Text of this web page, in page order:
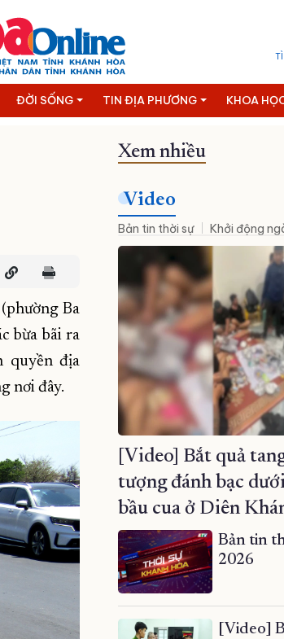
ĐỜI SỐNG TIN ĐỊA PHƯƠNG KHOA
Ba
bừa bãi ra
quyền địa
nơi đây.
Xem nhiều
Video
Bản tin thời sự Khởi động
[Video] Bắt quả
tượng đánh bạc
bầu cua ở Diên
Bản tin
2026
[Video]